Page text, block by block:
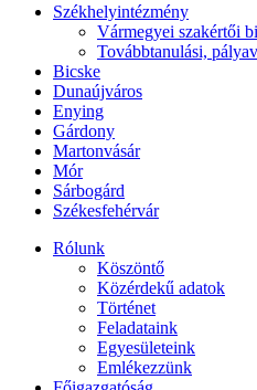
Székhelyintézmény
Vármegyei szakértői
Továbbtanulási,
Bicske
Dunaújváros
Enying
Gárdony
Martonvásár
Mór
Sárbogárd
Székesfehérvár
Rólunk
Köszöntő
Közérdekű adatok
Történet
Feladataink
Egyesületeink
Emlékezzünk